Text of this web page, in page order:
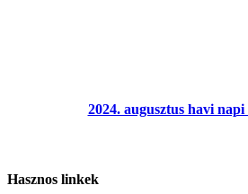
2024. augusztus havi
Hasznos linkek